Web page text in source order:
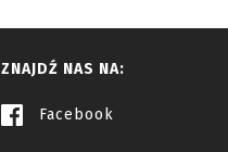
ZNAJDŹ NAS NA:
Facebook